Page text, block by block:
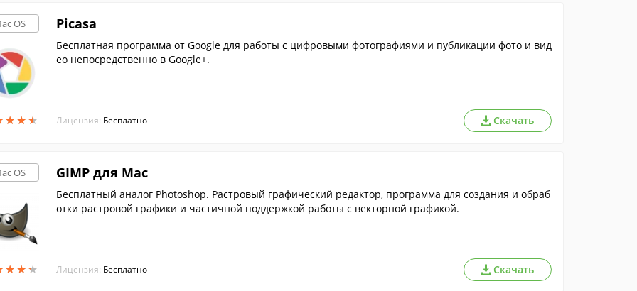
OS
★★★
★★★
Picasa
Бесплатная программа от Google для работы с цифровыми фотографиями и публикации фото и вид
ео непосредственно в Google+.
Лицензия: Бесплатно Скачать
OS
★★★
★★★
GIMP для Mac
Бесплатный аналог Photoshop. Растровый графический редактор, программа для создания и обраб
отки растровой графики и частичной поддержкой работы с векторной графикой.
Лицензия: Бесплатно Скачать